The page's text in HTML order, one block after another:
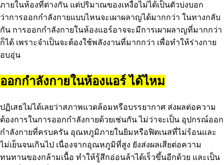
ภายในห้องที่ต่างกัน แต่ปริมาณของเหงื่อไม่ได้เป็นตัวบ่งบอก
ว่าการออกกำลังกายแบบไหนจะเผาผลาญได้มากกว่า ในทางกลับ
กัน การออกกำลังกายในห้องแอร์อาจจะมีการเผาผลาญที่มากกว่า
ก็ได้ เพราะจำเป็นจะต้องใช้พลังงานที่มากกว่า เพื่อทำให้ร่างกาย
อบอุ่น
ออกกําลังกายในห้องแอร์ ได้ไหม
ปฏิเสธไม่ได้เลยว่าสภาพแวดล้อมหรือบรรยากาศ ส่งผลต่อความ
ต้องการในการออกกำลังกายด้วยเช่นกัน ไม่ว่าจะเป็น อุปกรณ์ออก
กำลังกายที่ครบครัน อุณหภูมิภายในยิมหรือฟิตเนสที่ไม่ร้อนและ
ไม่เย็นจนเกินไป เนื่องจากอุณหภูมิที่สูง ยังส่งผลเสียต่อความ
ทนทานของกล้ามเนื้อ ทำให้รู้สึกอ่อนล้าได้เร็วขึ้นอีกด้วย และเป็น